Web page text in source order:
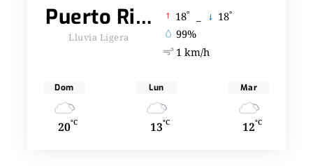
Puerto Rico
Lluvia Ligera
18° 18°
99%
1 km/h
Dom
20°C
Lun
13°C
Mar
12°C